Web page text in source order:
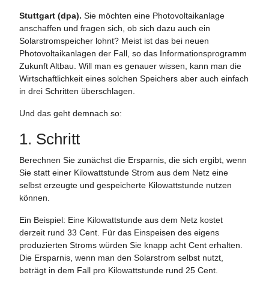
Stuttgart (dpa). Sie möchten eine Photovoltaikanlage
anschaffen und fragen sich, ob sich dazu auch ein
Solarstromspeicher lohnt? Meist ist das bei neuen
Photovoltaikanlagen der Fall, so das Informationsprogramm
Zukunft Altbau. Will man es genauer wissen, kann man die
Wirtschaftlichkeit eines solchen Speichers aber auch einfach
in drei Schritten überschlagen.
Und das geht demnach so:
1. Schritt
Berechnen Sie zunächst die Ersparnis, die sich ergibt, wenn
Sie statt einer Kilowattstunde Strom aus dem Netz eine
selbst erzeugte und gespeicherte Kilowattstunde nutzen
können.
Ein Beispiel: Eine Kilowattstunde aus dem Netz kostet
derzeit rund 33 Cent. Für das Einspeisen des eigens
produzierten Stroms würden Sie knapp acht Cent erhalten.
Die Ersparnis, wenn man den Solarstrom selbst nutzt,
beträgt in dem Fall pro Kilowattstunde rund 25 Cent.